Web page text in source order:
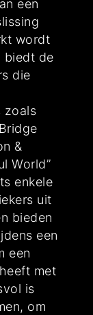
een
wordt
biedt de
die
zoals
&
World”
enkele
uit
bieden
een
een
met
is
om